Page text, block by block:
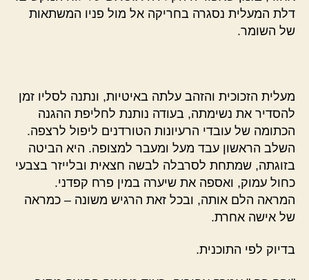
דלת המעלית נסגרה בחריקה אל מול פניו המשתאות
של השומר.
מעלית הזכוכית והזהב עלתה באיטיות, ונתנה לסליו זמן
להסדיר את נשימתה, בעודה נותנת לחליפת ההגנה
הכתומה של עובדי הרעיונות הטורדנים ליפול לרצפה.
השלב הראשון עבד מעל ומעבר למצופה. היא הביטה
בזוגתה, שמתחת לסרבלה לבשה חצאית ובלייזר בצבעי
כחול עמוק, ואספה את שיערה במין פרח קפדני.
המראה הלם אותה, ובכל זאת הרגיש משונה – כמראה
של אישה אחרת.
בדיוק לפי התוכנית.